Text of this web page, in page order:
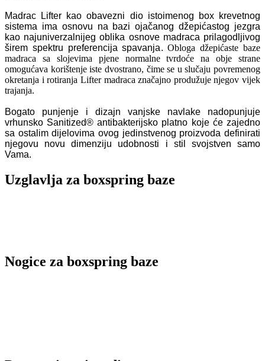
Madrac Lifter kao obavezni dio istoimenog box krevetnog
sistema ima osnovu na bazi ojačanog džepićastog jezgra
kao najuniverzalnijeg oblika osnove madraca prilagodljivog
širem spektru preferencija spavanja.Obloga džepićaste baze
madraca sa slojevima pjene normalne tvrdoće na obje strane
omogućava korištenje iste dvostrano, čime se u slučaju povremenog
okretanja i rotiranja Lifter madraca značajno produžuje njegov vijek
trajanja.
Bogato punjenje i dizajn vanjske navlake nadopunjuje
vrhunsko Sanitized® antibakterijsko platno koje će zajedno
sa ostalim dijelovima ovog jedinstvenog proizvoda definirati
njegovu novu dimenziju udobnosti i stil svojstven samo
Vama.
Uzglavlja za boxspring baze
Nogice za boxspring baze